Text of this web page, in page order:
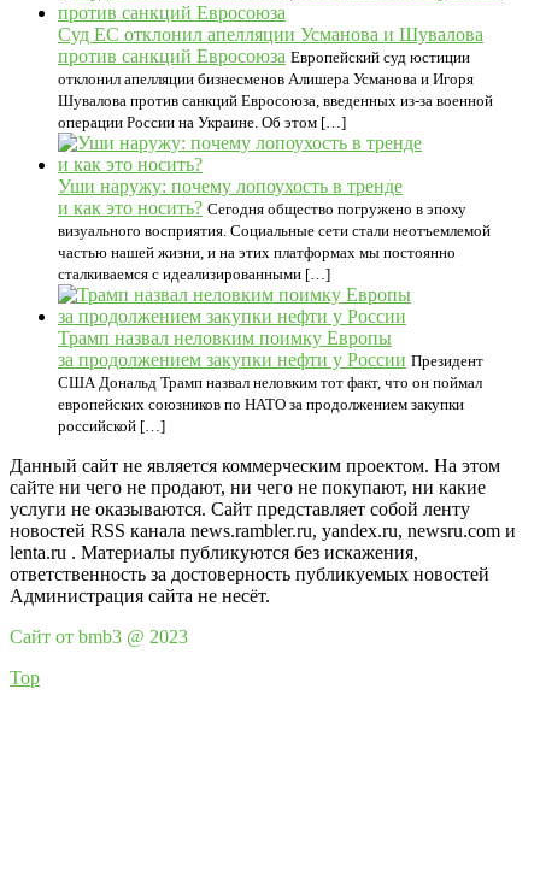
Суд ЕС отклонил апелляции Усманова и Шувалова
против санкций Евросоюза Европейский суд юстиции
отклонил апелляции бизнесменов Алишера Усманова и Игоря
Шувалова против санкций Евросоюза, введенных из-за военной
операции России на Украине. Об этом […]
Уши наружу: почему лопоухость в тренде
и как это носить? Сегодня общество погружено в эпоху
визуального восприятия. Социальные сети стали неотъемлемой
частью нашей жизни, и на этих платформах мы постоянно
сталкиваемся с идеализированными […]
Трамп назвал неловким поимку Европы
за продолжением закупки нефти у России Президент
США Дональд Трамп назвал неловким тот факт, что он поймал
европейских союзников по НАТО за продолжением закупки
российской […]
Данный сайт не является коммерческим проектом. На этом
сайте ни чего не продают, ни чего не покупают, ни какие
услуги не оказываются. Сайт представляет собой ленту
новостей RSS канала news.rambler.ru, yandex.ru, newsru.com и
lenta.ru . Материалы публикуются без искажения,
ответственность за достоверность публикуемых новостей
Администрация сайта не несёт.
Сайт от bmb3 @ 2023
Top